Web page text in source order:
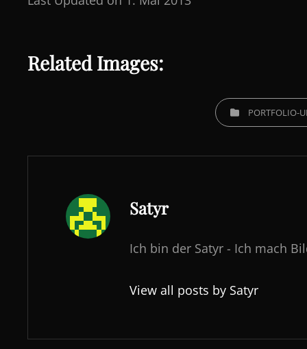
Related Images:
CATEGORIESPORTFOLIO-
Author:
Satyr
Ich bin der Satyr - Ich mach
View all posts by Satyr